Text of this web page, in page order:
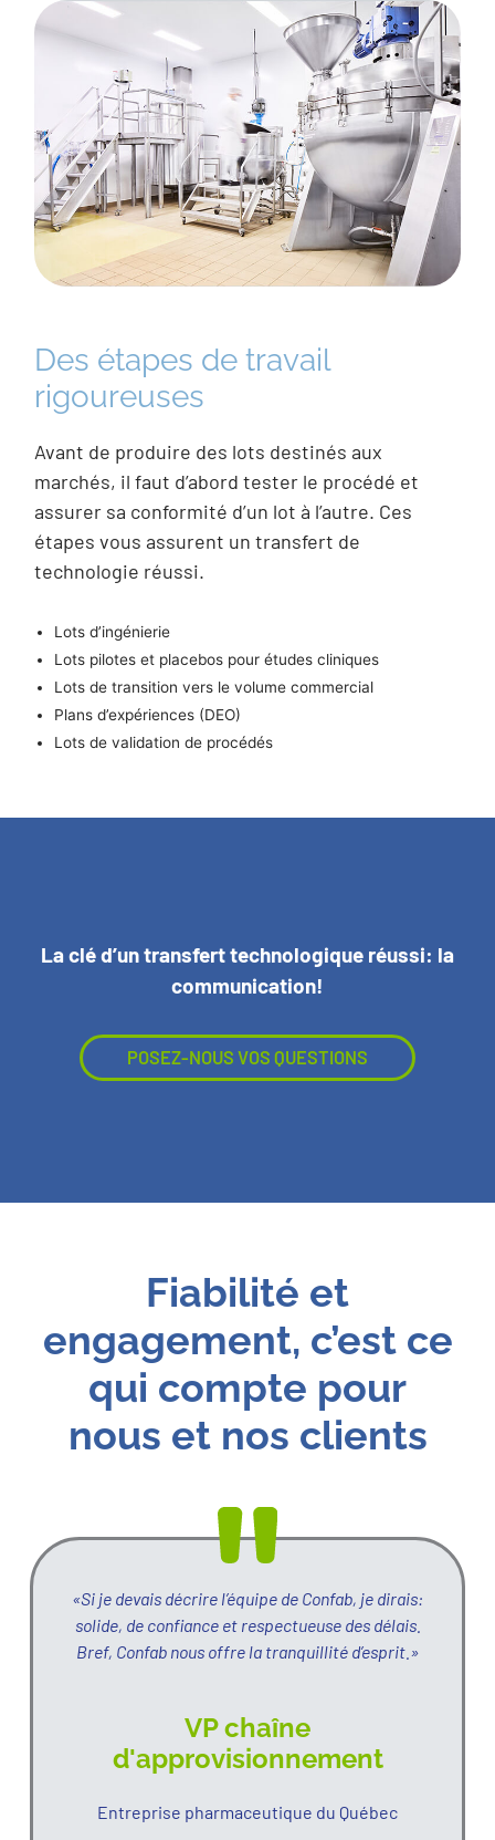
Des étapes de travail
rigoureuses
Avant de produire des lots destinés aux
marchés, il faut d’abord tester le procédé et
assurer sa conformité d’un lot à l’autre. Ces
étapes vous assurent un transfert de
technologie réussi.
Lots d’ingénierie
Lots pilotes et placebos pour études cliniques
Lots de transition vers le volume commercial
Plans d’expériences (DEO)
Lots de validation de procédés
La clé d’un transfert technologique réussi: la
communication!
POSEZ-NOUS VOS QUESTIONS
Fiabilité et
engagement, c’est ce
qui compte pour
nous et nos clients
«Si je devais décrire l’équipe de Confab, je dirais:
solide, de confiance et respectueuse des délais.
Bref, Confab nous offre la tranquillité d’esprit.»
VP chaîne
d'approvisionnement
Entreprise pharmaceutique du Québec